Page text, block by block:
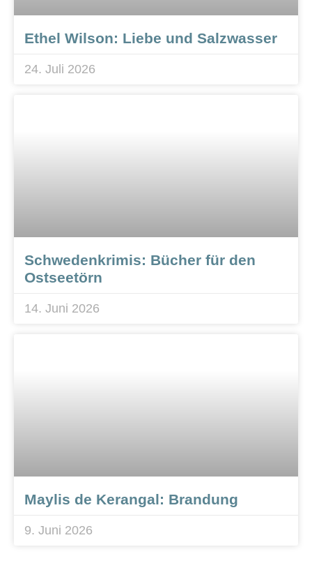
Ethel Wilson: Liebe und Salzwasser
24. Juli 2026
Schwedenkrimis: Bücher für den
Ostseetörn
14. Juni 2026
Maylis de Kerangal: Brandung
9. Juni 2026